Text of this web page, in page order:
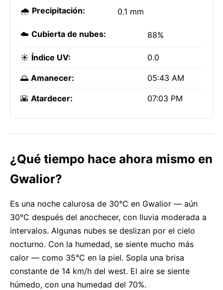
🌧️ Precipitación: 0.1 mm
☁️ Cubierta de nubes: 88%
☀️ Índice UV: 0.0
🌅 Amanecer: 05:43 AM
🌇 Atardecer: 07:03 PM
¿Qué tiempo hace ahora mismo en
Gwalior?
Es una noche calurosa de 30°C en Gwalior — aún
30°C después del anochecer, con lluvia moderada a
intervalos. Algunas nubes se deslizan por el cielo
nocturno. Con la humedad, se siente mucho más
calor — como 35°C en la piel. Sopla una brisa
constante de 14 km/h del west. El aire se siente
húmedo, con una humedad del 70%.